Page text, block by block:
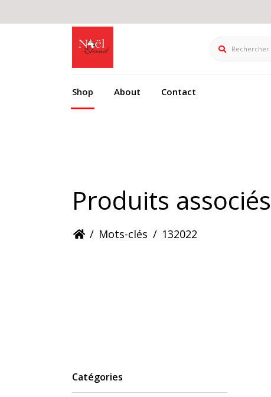
Rechercher
Shop About Contact
Produits
/ Mots-clés / 132022
Catégories